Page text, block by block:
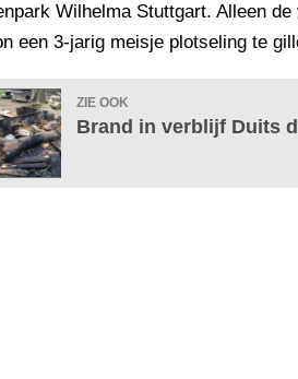
Wilhelma Stuttgart. Alleen
een 3-jarig meisje plotseling te
ZIE OOK
Brand in verblijf Duits